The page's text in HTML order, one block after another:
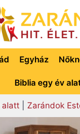
Egyház
Biblia egy év
alatt| Zarándok